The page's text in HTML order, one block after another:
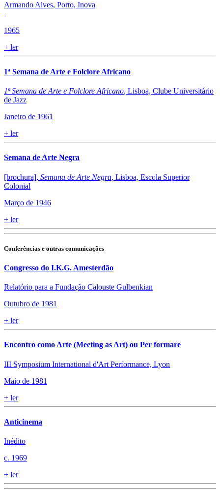
Armando Alves, Porto, Inova
1965
+ ler
1ª Semana de Arte e Folclore Africano
1ª Semana de Arte e Folclore Africano, Lisboa, Clube Universitário
de Jazz
Janeiro de 1961
+ ler
Semana de Arte Negra
[brochura], Semana de Arte Negra, Lisboa, Escola Superior
Colonial
Março de 1946
+ ler
Conferências e outras comunicações
Congresso do I.K.G. Amesterdão
Relatório para a Fundação Calouste Gulbenkian
Outubro de 1981
+ ler
Encontro como Arte (Meeting as Art) ou Per formare
III Symposium International d'Art Performance, Lyon
Maio de 1981
+ ler
Anticinema
Inédito
c. 1969
+ ler